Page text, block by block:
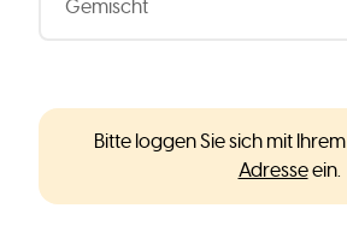
Bitte loggen Sie sich mit Ihrem
Adresseein.